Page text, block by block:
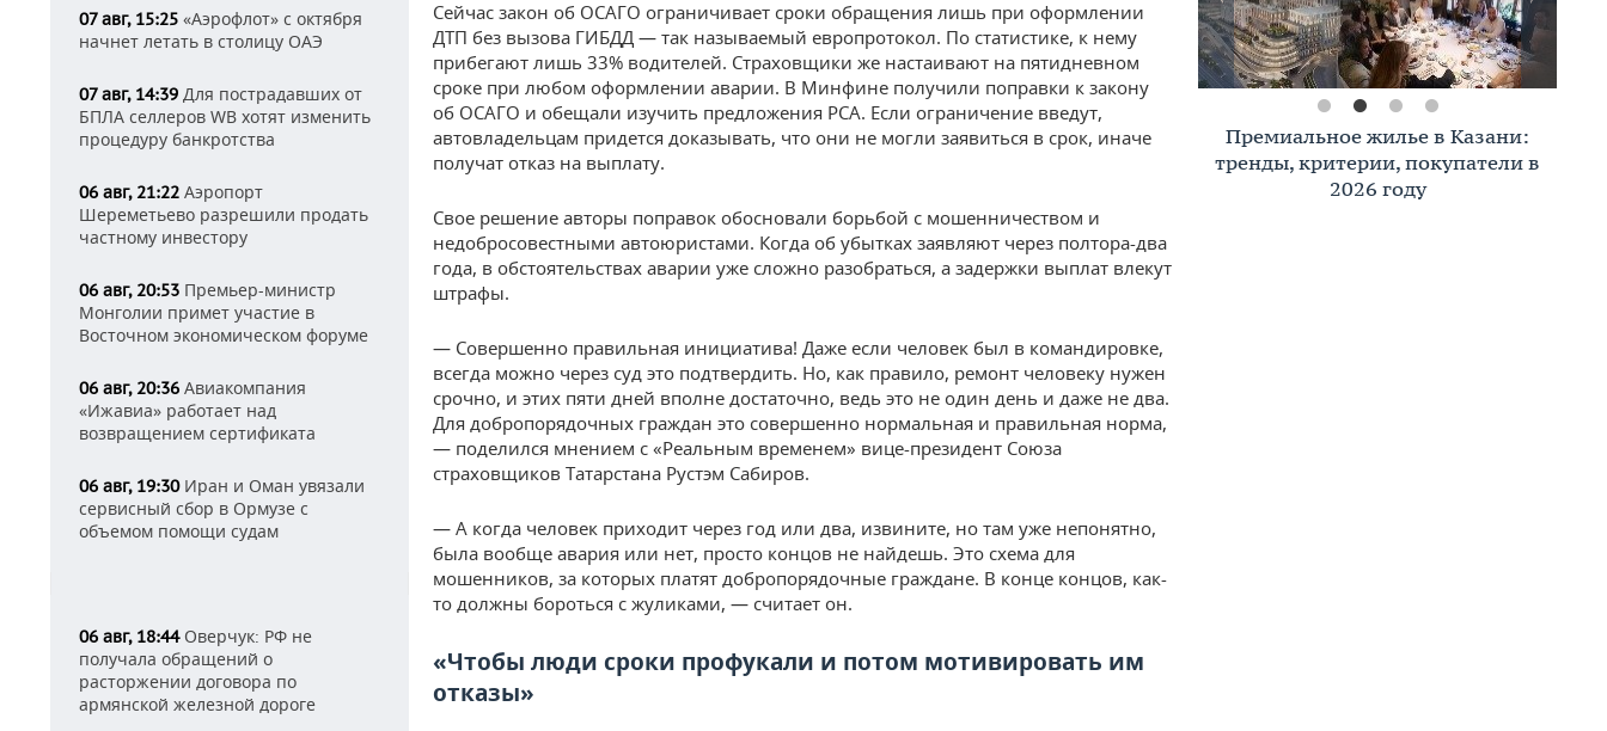
07 авг, 15:25 «Аэрофлот» с октября
начнет летать в столицу ОАЭ
07 авг, 14:39 Для пострадавших от
БПЛА селлеров WB хотят изменить
процедуру банкротства
06 авг, 21:22 Аэропорт
Шереметьево разрешили продать
частному инвестору
06 авг, 20:53 Премьер-министр
Монголии примет участие в
Восточном экономическом форуме
06 авг, 20:36 Авиакомпания
«Ижавиа» работает над
возвращением сертификата
06 авг, 19:30Иран и Оман увязали
сервисный сбор в Ормузе с
объемом помощи судам
06 авг, 18:44Оверчук: РФ не
получала обращений о
расторжении договора по
армянской железной дороге
Сейчас закон об ОСАГО ограничивает сроки обращения лишь при оформлении
ДТП без вызова ГИБДД — так называемый европротокол. По статистике, к нему
прибегают лишь 33% водителей. Страховщики же настаивают на пятидневном
сроке при любом оформлении аварии. В Минфине получили поправки к закону
об ОСАГО и обещали изучить предложения РСА. Если ограничение введут,
автовладельцам придется доказывать, что они не могли заявиться в срок, иначе
получат отказ на выплату.
Свое решение авторы поправок обосновали борьбой с мошенничеством и
недобросовестными автоюристами. Когда об убытках заявляют через полтора-два
года, в обстоятельствах аварии уже сложно разобраться, а задержки выплат влекут
штрафы.
— Совершенно правильная инициатива! Даже если человек был в командировке,
всегда можно через суд это подтвердить. Но, как правило, ремонт человеку нужен
срочно, и этих пяти дней вполне достаточно, ведь это не один день и даже не два.
Для добропорядочных граждан это совершенно нормальная и правильная норма,
— поделился мнением с «Реальным временем» вице-президент Союза
страховщиков Татарстана Рустэм Сабиров.
— А когда человек приходит через год или два, извините, но там уже непонятно,
была вообще авария или нет, просто концов не найдешь. Это схема для
мошенников, за которых платят добропорядочные граждане. В конце концов, как-
то должны бороться с жуликами, — считает он.
«Чтобы люди сроки профукали и потом мотивировать им
отказы»
Премиальное жилье в Казани:
тренды, критерии, покупатели в
2026 году